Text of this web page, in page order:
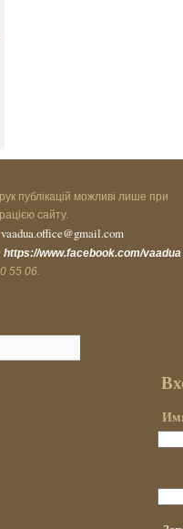
публікацій можливі лише при
сайту.
vaadua.office@gmail.com
https://www.facebook.com/vaadua
55 06.